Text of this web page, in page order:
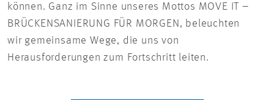
können. Ganz im Sinne unseres Mottos MOVE IT –
BRÜCKENSANIERUNG FÜR MORGEN, beleuchten
wir gemeinsame Wege, die uns von
Herausforderungen zum Fortschritt leiten.